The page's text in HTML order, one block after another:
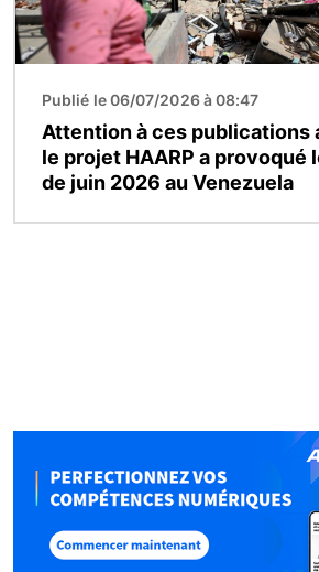
Publié le 06/07/2026 à 08:47
Attention à ces publications
le projet HAARP a provoqué
de juin 2026 au Venezuela